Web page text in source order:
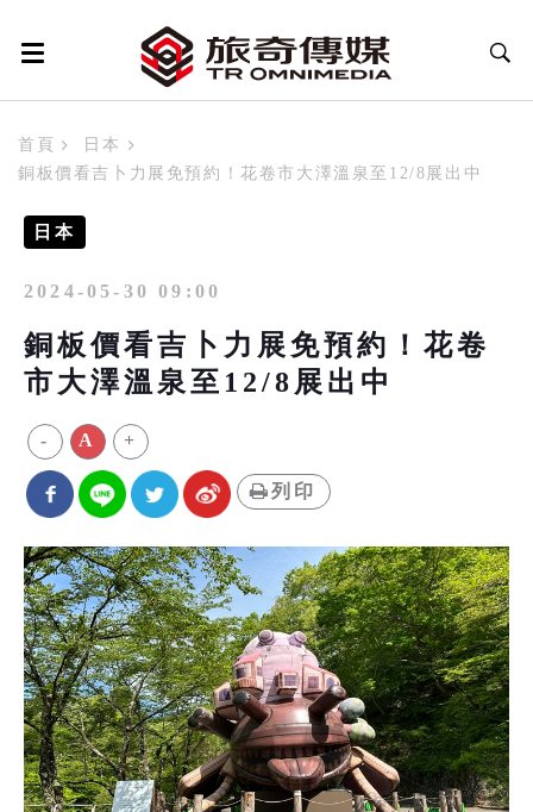
首頁
日本
銅板價看吉卜力展免預約！花卷市大澤溫泉至12/8展出中
日本
2024-05-30 09:00
銅板價看吉卜力展免預約！花卷
市大澤溫泉至12/8展出中
- A +
列印